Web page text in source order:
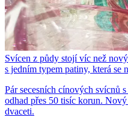
Svícen z půdy stojí víc než
s jedním typem patiny, která se
Pár secesních cínových svícnů
odhad přes 50 tisíc korun.
dvaceti.